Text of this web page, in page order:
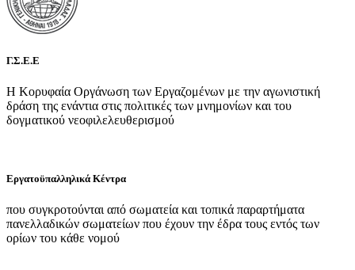
Γ.Σ.Ε.Ε
Η Κορυφαία Οργάνωση των Εργαζομένων με την αγωνιστική
δράση της ενάντια στις πολιτικές των μνημονίων και του
δογματικού νεοφιλελευθερισμού
Εργατοϋπαλληλικά Κέντρα
που συγκροτούνται από σωματεία και τοπικά παραρτήματα
πανελλαδικών σωματείων που έχουν την έδρα τους εντός των
ορίων του κάθε νομού